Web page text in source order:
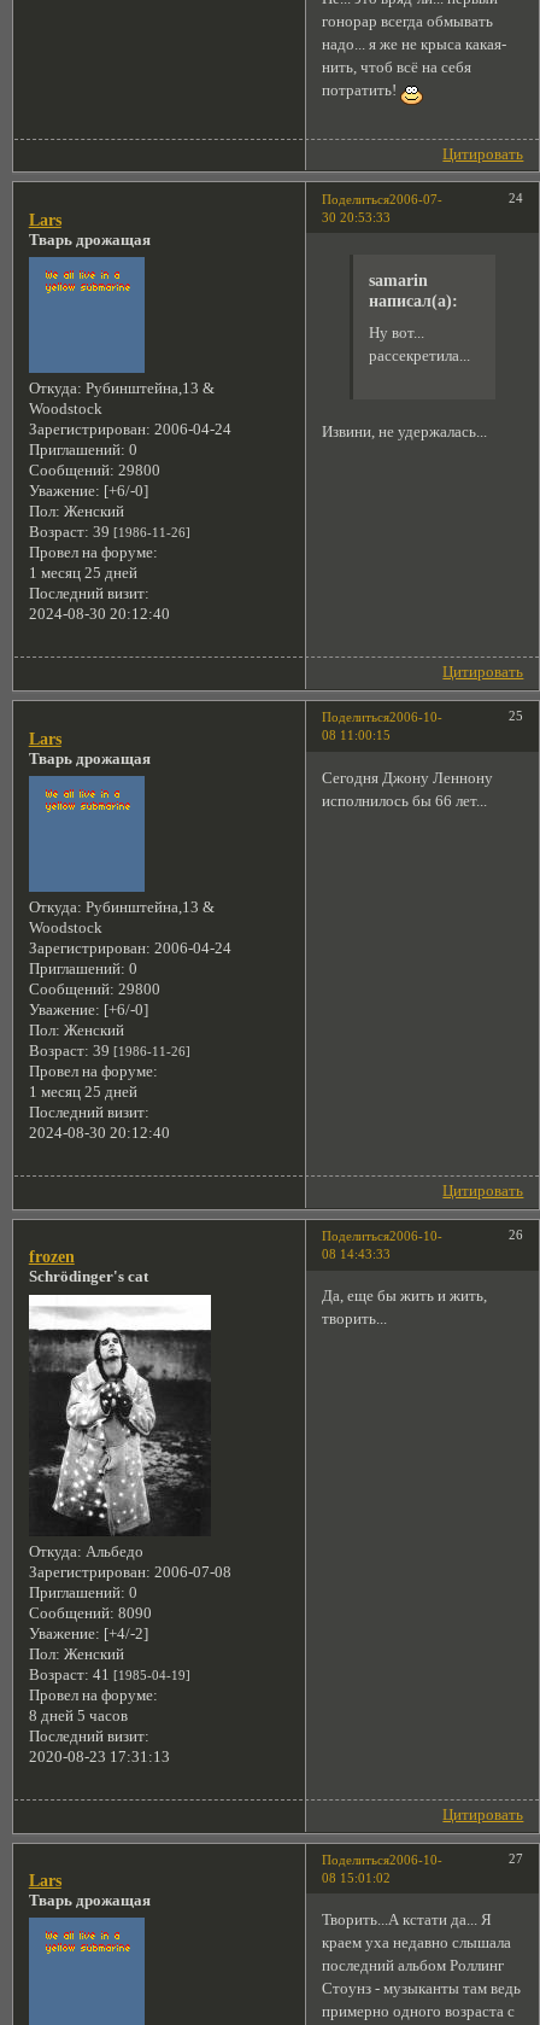
гонорар всегда обмывать
надо... я же не крыса какая-
нить, чтоб всё на себя
потратить!
Цитировать
Поделиться 24
2006-07-
30 20:53:33
Lars
Тварь дрожащая
Откуда: Рубинштейна,13 &
Woodstock
Зарегистрирован: 2006-04-24
Приглашений: 0
Сообщений: 29800
Уважение: [+6/-0]
Пол: Женский
Возраст: 39 [1986-11-26]
Провел на форуме:
1 месяц 25 дней
Последний визит:
2024-08-30 20:12:40
samarin
написал(а):
Ну вот...
рассекретила...
Извини, не удержалась...
Цитировать
Поделиться 25
2006-10-
08 11:00:15
Lars
Тварь дрожащая
Откуда: Рубинштейна,13 &
Woodstock
Зарегистрирован: 2006-04-24
Приглашений: 0
Сообщений: 29800
Уважение: [+6/-0]
Пол: Женский
Возраст: 39 [1986-11-26]
Провел на форуме:
1 месяц 25 дней
Последний визит:
2024-08-30 20:12:40
Сегодня Джону Леннону
исполнилось бы 66 лет...
Цитировать
Поделиться 26
2006-10-
08 14:43:33
frozen
Schrödinger's cat
Откуда: Альбедо
Зарегистрирован: 2006-07-08
Приглашений: 0
Сообщений: 8090
Уважение: [+4/-2]
Пол: Женский
Возраст: 41 [1985-04-19]
Провел на форуме:
8 дней 5 часов
Последний визит:
2020-08-23 17:31:13
Да, еще бы жить и жить,
творить...
Цитировать
Поделиться 27
2006-10-
08 15:01:02
Lars
Тварь дрожащая
Творить...А кстати да... Я
краем уха недавно слышала
последний альбом Роллинг
Стоунз - музыканты там ведь
примерно одного возраста с